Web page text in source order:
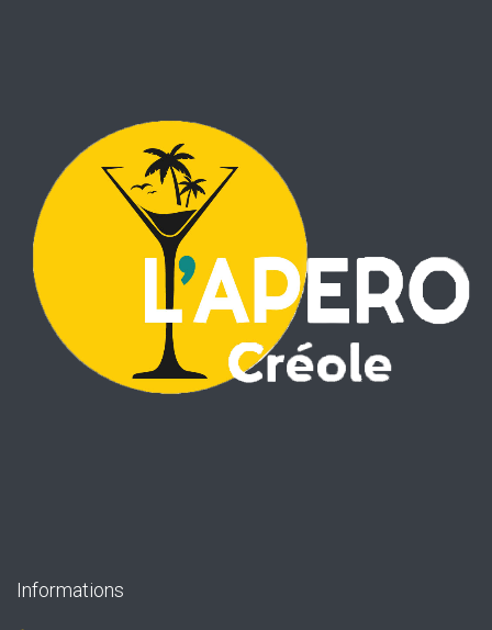
Informations